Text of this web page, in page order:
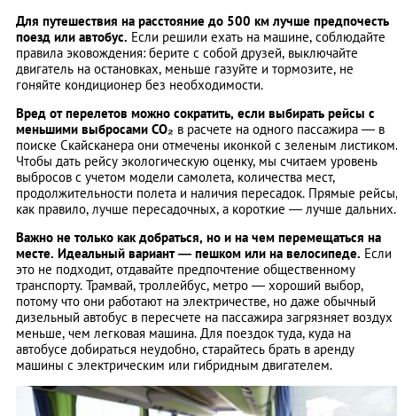
Для путешествия на расстояние до 500 км лучше предпочесть
поезд или автобус. Если решили ехать на машине, соблюдайте
правила эковождения: берите с собой друзей, выключайте
двигатель на остановках, меньше газуйте и тормозите, не
гоняйте кондиционер без необходимости.
Вред от перелетов можно сократить, если выбирать рейсы с
меньшими выбросами CO₂ в расчете на одного пассажира — в
поиске Скайсканера они отмечены иконкой с зеленым листиком.
Чтобы дать рейсу экологическую оценку, мы считаем уровень
выбросов с учетом модели самолета, количества мест,
продолжительности полета и наличия пересадок. Прямые рейсы,
как правило, лучше пересадочных, а короткие — лучше дальних.
Важно не только как добраться, но и на чем перемещаться на
месте. Идеальный вариант — пешком или на велосипеде. Если
это не подходит, отдавайте предпочтение общественному
транспорту. Трамвай, троллейбус, метро — хороший выбор,
потому что они работают на электричестве, но даже обычный
дизельный автобус в пересчете на пассажира загрязняет воздух
меньше, чем легковая машина. Для поездок туда, куда на
автобусе добираться неудобно, старайтесь брать в аренду
машины с электрическим или гибридным двигателем.